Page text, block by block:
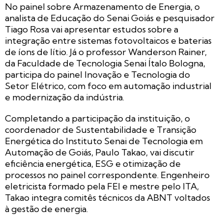
No painel sobre Armazenamento de Energia, o
analista de Educação do Senai Goiás e pesquisador
Tiago Rosa vai apresentar estudos sobre a
integração entre sistemas fotovoltaicos e baterias
de íons de lítio. Já o professor Wanderson Rainer,
da Faculdade de Tecnologia Senai Ítalo Bologna,
participa do painel Inovação e Tecnologia do
Setor Elétrico, com foco em automação industrial
e modernização da indústria.
Completando a participação da instituição, o
coordenador de Sustentabilidade e Transição
Energética do Instituto Senai de Tecnologia em
Automação de Goiás, Paulo Takao, vai discutir
eficiência energética, ESG e otimização de
processos no painel correspondente. Engenheiro
eletricista formado pela FEI e mestre pelo ITA,
Takao integra comitês técnicos da ABNT voltados
à gestão de energia.